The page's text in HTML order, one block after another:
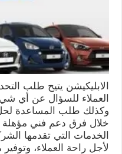
الابليكيشن يتيح طلب
العملاء للسؤال عن أي
وكذلك طلب المساعدة
خلال فرق دعم فني مؤهلة
الخدمات التي تقدمها
لأجل راحة العملاء،